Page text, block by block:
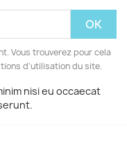
Vous trouverez pour cela
d'utilisation du site.
nisi eu occaecat